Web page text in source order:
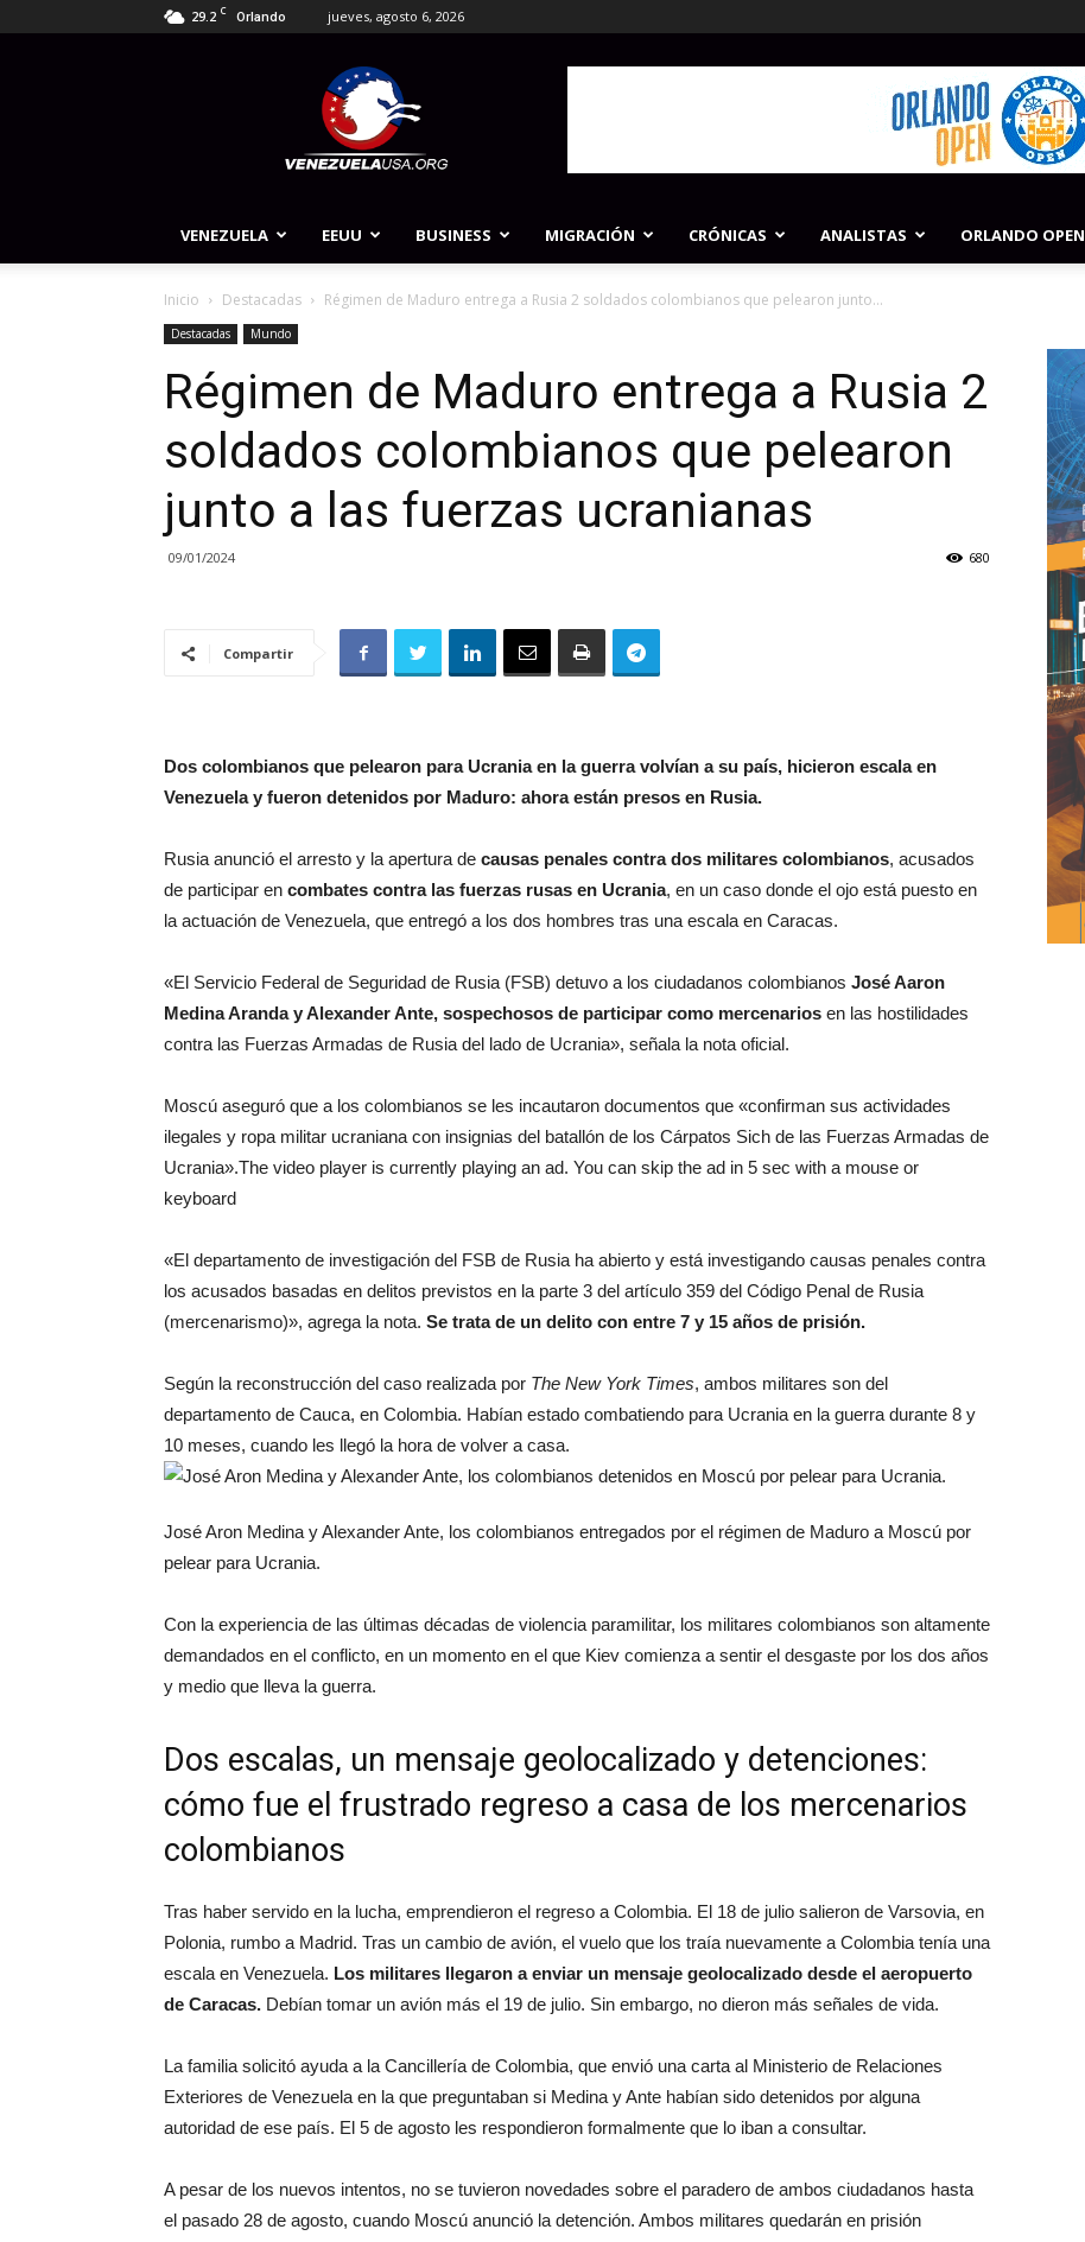
29.2 C Orlando jueves, agosto 6, 2026
Venezuela
USA
VENEZUELA EEUU BUSINESS MIGRACIÓN CRÓNICAS ANALISTAS ORLANDO OPEN
Inicio Destacadas Régimen de Maduro entrega a Rusia 2 soldados colombianos que pelearon junto...
Destacadas Mundo
Régimen de Maduro entrega a Rusia 2
soldados colombianos que pelearon
junto a las fuerzas ucranianas
09/01/2024 680
Compartir
Dos colombianos que pelearon para Ucrania en la guerra volvían a su país, hicieron escala en
Venezuela y fueron detenidos por Maduro: ahora están presos en Rusia.
Rusia anunció el arresto y la apertura de causas penales contra dos militares colombianos, acusados
de participar en combates contra las fuerzas rusas en Ucrania, en un caso donde el ojo está puesto en
la actuación de Venezuela, que entregó a los dos hombres tras una escala en Caracas.
«El Servicio Federal de Seguridad de Rusia (FSB) detuvo a los ciudadanos colombianos José Aaron
Medina Aranda y Alexander Ante, sospechosos de participar como mercenarios en las hostilidades
contra las Fuerzas Armadas de Rusia del lado de Ucrania», señala la nota oficial.
Moscú aseguró que a los colombianos se les incautaron documentos que «confirman sus actividades
ilegales y ropa militar ucraniana con insignias del batallón de los Cárpatos Sich de las Fuerzas Armadas de
Ucrania».The video player is currently playing an ad. You can skip the ad in 5 sec with a mouse or
keyboard
«El departamento de investigación del FSB de Rusia ha abierto y está investigando causas penales contra
los acusados basadas en delitos previstos en la parte 3 del artículo 359 del Código Penal de Rusia
(mercenarismo)», agrega la nota. Se trata de un delito con entre 7 y 15 años de prisión.
Según la reconstrucción del caso realizada por The New York Times, ambos militares son del
departamento de Cauca, en Colombia. Habían estado combatiendo para Ucrania en la guerra durante 8 y
10 meses, cuando les llegó la hora de volver a casa.
José Aron Medina y Alexander Ante, los colombianos entregados por el régimen de Maduro a Moscú por
pelear para Ucrania.
Con la experiencia de las últimas décadas de violencia paramilitar, los militares colombianos son altamente
demandados en el conflicto, en un momento en el que Kiev comienza a sentir el desgaste por los dos años
y medio que lleva la guerra.
Dos escalas, un mensaje geolocalizado y detenciones:
cómo fue el frustrado regreso a casa de los mercenarios
colombianos
Tras haber servido en la lucha, emprendieron el regreso a Colombia. El 18 de julio salieron de Varsovia, en
Polonia, rumbo a Madrid. Tras un cambio de avión, el vuelo que los traía nuevamente a Colombia tenía una
escala en Venezuela. Los militares llegaron a enviar un mensaje geolocalizado desde el aeropuerto
de Caracas. Debían tomar un avión más el 19 de julio. Sin embargo, no dieron más señales de vida.
La familia solicitó ayuda a la Cancillería de Colombia, que envió una carta al Ministerio de Relaciones
Exteriores de Venezuela en la que preguntaban si Medina y Ante habían sido detenidos por alguna
autoridad de ese país. El 5 de agosto les respondieron formalmente que lo iban a consultar.
A pesar de los nuevos intentos, no se tuvieron novedades sobre el paradero de ambos ciudadanos hasta
el pasado 28 de agosto, cuando Moscú anunció la detención. Ambos militares quedarán en prisión